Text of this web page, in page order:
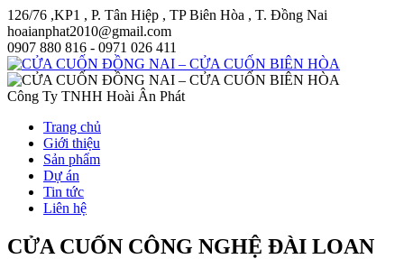
126/76 ,KP1 , P. Tân Hiệp , TP Biên Hòa , T. Đồng Nai
hoaianphat2010@gmail.com
0907 880 816 - 0971 026 411
Công Ty TNHH Hoài Ân Phát
Trang chủ
Giới thiệu
Sản phẩm
Dự án
Tin tức
Liên hệ
CỬA CUỐN CÔNG NGHỆ ĐÀI LOAN